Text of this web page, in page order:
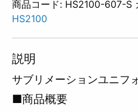
商品コード: HS2100-607-S
HS2100
説明
サブリメーションユニフ
■商品概要